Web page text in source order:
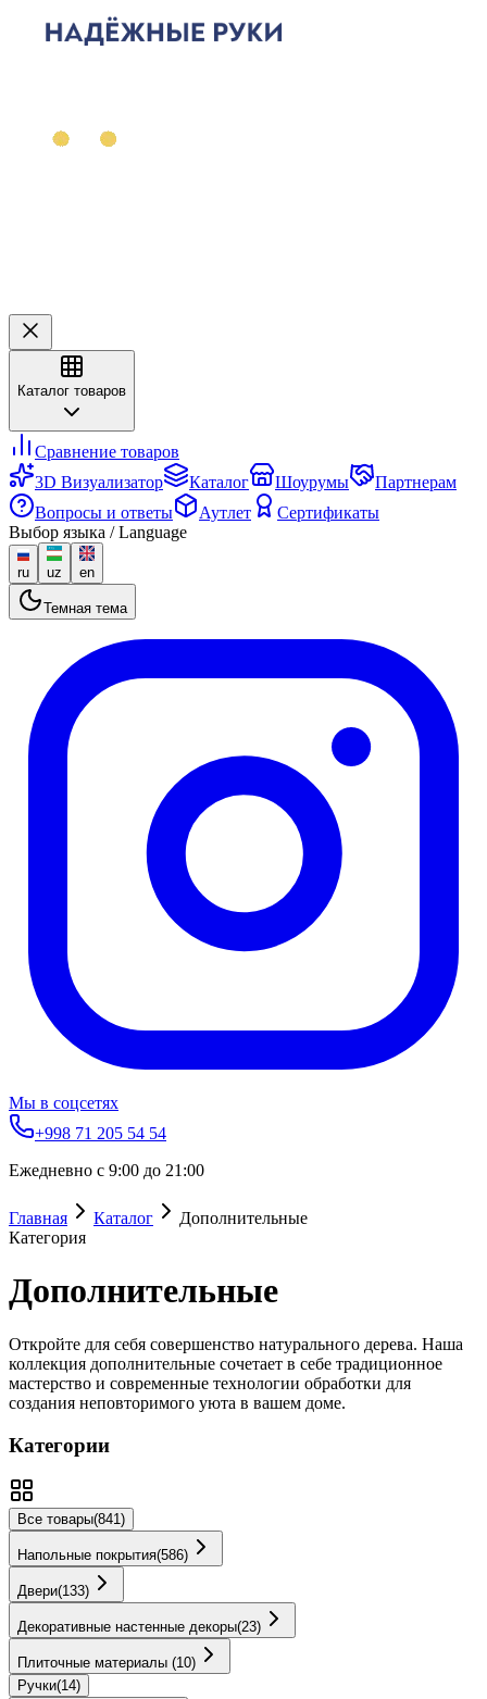
Каталог товаров
Сравнение товаров
3D Визуализатор
Каталог Шоурумы
Партнерам
Вопросы и ответы
Аутлет
Сертификаты
Выбор языка / Language
ru uz en
Темная тема
Мы в соцсетях
+998 71 205 54 54
Ежедневно с 9:00 до 21:00
Главная Каталог
Дополнительные
Категория
Дополнительные
Откройте для себя совершенство натурального дерева. Наша
коллекция дополнительные сочетает в себе традиционное
мастерство и современные технологии обработки для
создания неповторимого уюта в вашем доме.
Категории
Все товары(841)
Напольные покрытия(586)
Двери(133)
Декоративные настенные декоры(23)
Плиточные материалы (10)
Ручки(14)